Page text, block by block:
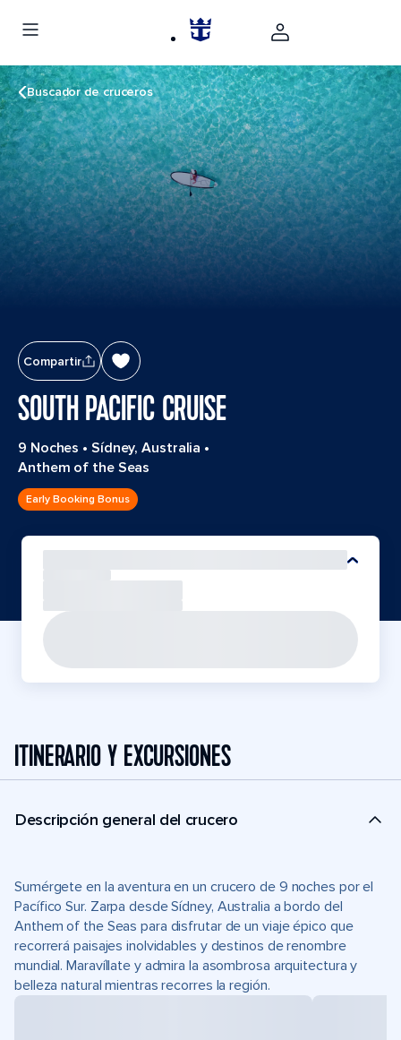
Buscador de cruceros
Compartir
SOUTH PACIFIC CRUISE
9 Noches • Sídney, Australia •
Anthem of the Seas
Early Booking Bonus
ITINERARIO Y EXCURSIONES
Descripción general del crucero
Sumérgete en la aventura en un crucero de 9 noches por el
Pacífico Sur. Zarpa desde Sídney, Australia a bordo del
Anthem of the Seas para disfrutar de un viaje épico que
recorrerá paisajes inolvidables y destinos de renombre
mundial. Maravíllate y admira la asombrosa arquitectura y
belleza natural mientras recorres la región.